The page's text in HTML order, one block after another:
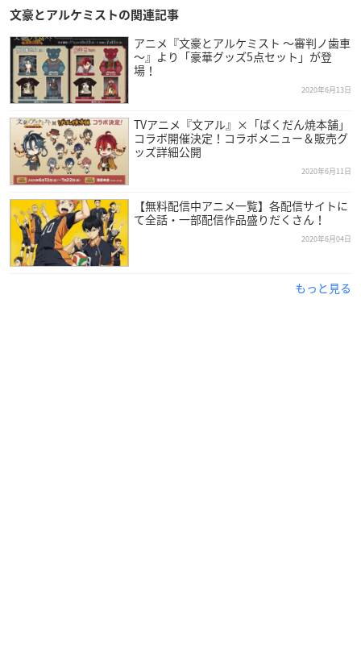
文豪とアルケミストの関連記事
アニメ『文豪とアルケミスト ～審判ノ歯車
～』より「豪華グッズ5点セット」が登
場！
2020年6月13日
TVアニメ『文アル』×「ばくだん焼本舗」
コラボ開催決定！コラボメニュー＆販売グ
ッズ詳細公開
2020年6月11日
【無料配信中アニメ一覧】各配信サイトに
て全話・一部配信作品盛りだくさん！
2020年6月04日
もっと見る